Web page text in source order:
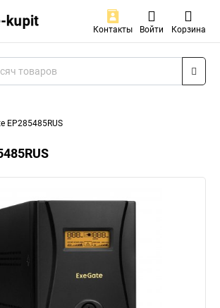
Контакты Войти Корзина
EP285485RUS